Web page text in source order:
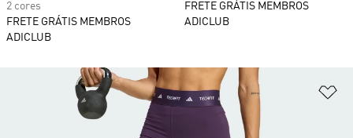
2 cores
FRETE GRÁTIS MEMBROS
ADICLUB
FRETE GRÁTIS MEMBROS
ADICLUB